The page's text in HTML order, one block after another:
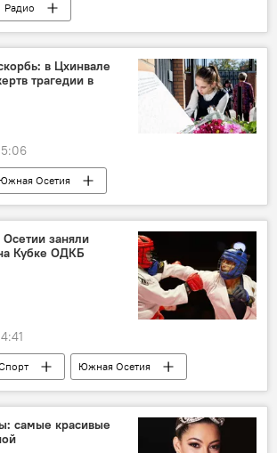
Радио
в Цхинвале
трагедии в
Южная Осетия
заняли
Кубке ОДКБ
Южная Осетия
самые красивые